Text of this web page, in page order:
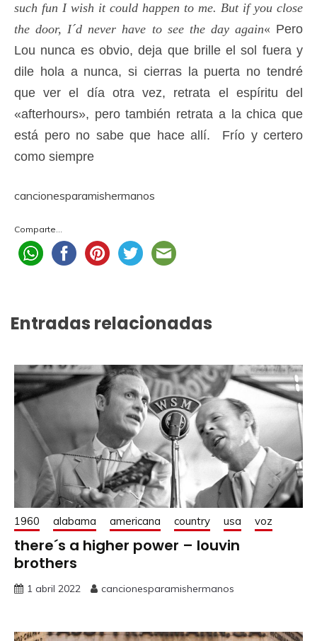
such fun I wish it could happen to me. But if you close
the door, I´d never have to see the day again« Pero
Lou nunca es obvio, deja que brille el sol fuera y
dile hola a nunca, si cierras la puerta no tendré
que ver el día otra vez, retrata el espíritu del
«afterhours», pero también retrata a la chica que
está pero no sabe que hace allí. Frío y certero
como siempre
cancionesparamishermanos
Comparte...
Entradas relacionadas
1960 alabama americana country usa voz
there´s a higher power – louvin
brothers
1 abril 2022 cancionesparamishermanos